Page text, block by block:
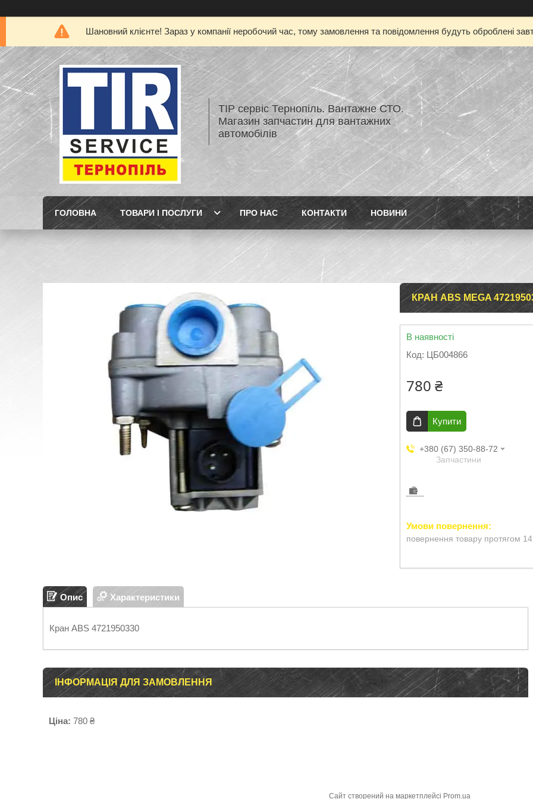
Шановний клієнте! Зараз у компанії неробочий час, тому замовлення та повідомлення будуть оброблені
ТІР сервіс Тернопіль. Вантажне СТО.
Магазин запчастин для вантажних
автомобілів
ГОЛОВНА ТОВАРИ І ПОСЛУГИ ПРО НАС КОНТАКТИ НОВИНИ
КРАН ABS MEGA
В наявності
Код: ЦБ004866
780 ₴
Купити
+380 (67) 350-88-72
Запчастини
повернення товару протягом
Опис Характеристики
Кран ABS 4721950330
ІНФОРМАЦІЯ ДЛЯ ЗАМОВЛЕННЯ
Ціна: 780 ₴
Сайт створений на маркетплейсі Prom.ua